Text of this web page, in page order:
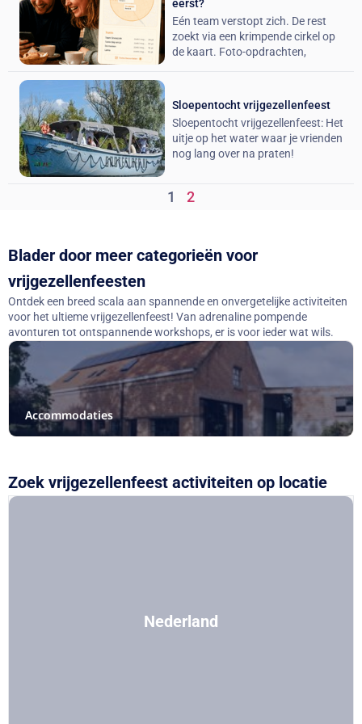
eerst?
Eén team verstopt zich. De rest
zoekt via een krimpende cirkel op
de kaart. Foto-opdrachten,
Sloepentocht vrijgezellenfeest
Sloepentocht vrijgezellenfeest: Het
uitje op het water waar je vrienden
nog lang over na praten!
1 2
Blader door meer categorieën voor
vrijgezellenfeesten
Ontdek een breed scala aan spannende en onvergetelijke activiteiten
voor het ultieme vrijgezellenfeest! Van adrenaline pompende
avonturen tot ontspannende workshops, er is voor ieder wat wils.
Accommodaties
Zoek vrijgezellenfeest activiteiten op locatie
Nederland